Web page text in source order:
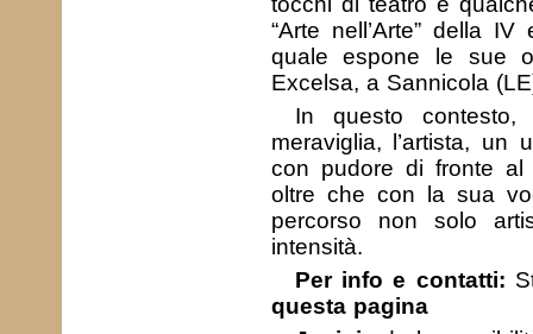
“Arte nell’Arte” della
quale espone le sue
Excelsa, a Sannicola
In questo
meraviglia, l’artista,
con pudore di fronte
oltre che con la sua
percorso non solo
intensità.
Per info e contatti:
questa pagina